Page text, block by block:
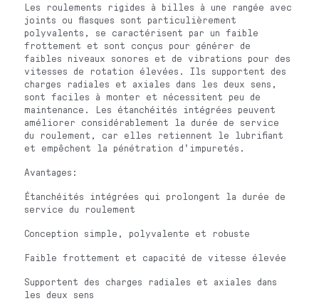
Les roulements rigides à billes à une rangée avec
joints ou flasques sont particulièrement
polyvalents, se caractérisent par un faible
frottement et sont conçus pour générer de
faibles niveaux sonores et de vibrations pour des
vitesses de rotation élevées. Ils supportent des
charges radiales et axiales dans les deux sens,
sont faciles à monter et nécessitent peu de
maintenance. Les étanchéités intégrées peuvent
améliorer considérablement la durée de service
du roulement, car elles retiennent le lubrifiant
et empêchent la pénétration d'impuretés.
Avantages:
Étanchéités intégrées qui prolongent la durée de
service du roulement
Conception simple, polyvalente et robuste
Faible frottement et capacité de vitesse élevée
Supportent des charges radiales et axiales dans
les deux sens